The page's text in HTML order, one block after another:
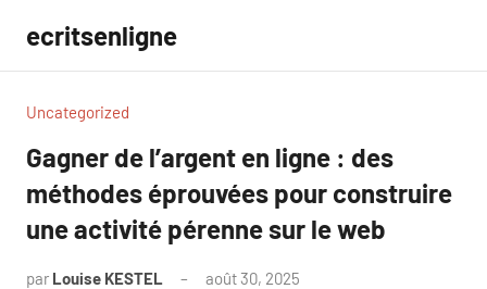
contenu
ecritsenligne
Uncategorized
Gagner de l’argent en ligne : des
méthodes éprouvées pour construire
une activité pérenne sur le web
par Louise KESTEL août 30, 2025